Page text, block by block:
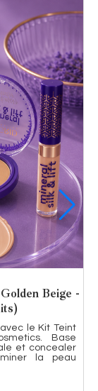
complet pour
féminin
palette yeux
volume
vernis gel beige
naturel et